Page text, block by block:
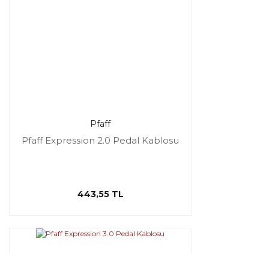
Pfaff
Pfaff Expression 2.0 Pedal Kablosu
443,55 TL